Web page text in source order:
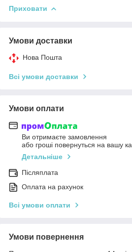
Приховати
Умови доставки
Нова Пошта
Всі умови доставки
Умови оплати
Ви отримаєте замовлення
або гроші повернуться на вашу
Детальніше
Післяплата
Оплата на рахунок
Всі умови оплати
Умови повернення